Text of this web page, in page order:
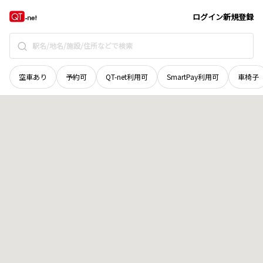
ログイン新規登録
空車あり 予約可 QT-net利用可 SmartPay利用可 車椅子
和歌山県 地域選択で探す